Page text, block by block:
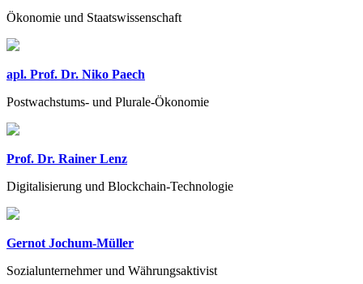
Ökonomie und Staatswissenschaft
apl. Prof. Dr. Niko Paech
Postwachstums- und Plurale-Ökonomie
Prof. Dr. Rainer Lenz
Digitalisierung und Blockchain-Technologie
Gernot Jochum-Müller
Sozialunternehmer und Währungsaktivist